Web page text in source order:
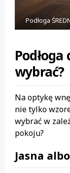
Podłoga
wybrać?
Na optykę
nie tylko
wybrać w
pokoju?
Jasna